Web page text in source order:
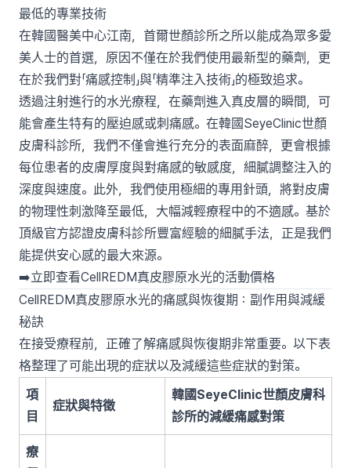
最低的專業技術
在韓國醫美中心江南，首爾世顏診所之所以能成為眾多愛
美人士的首選，原因不僅在於我們使用最新型的藥劑，更
在於我們對「痛感控制」與「精準注入技術」的極致追求。
透過注射進行的水光療程，在藥劑進入真皮層的瞬間，可
能會產生特有的壓迫感或刺痛感。在韓國SeyeClinic世顏
皮膚科診所，我們不僅會進行充分的表面麻醉，更會根據
每位患者的皮膚厚度與對痛感的敏感度，細膩調整注入的
深度與速度。此外，我們使用極細的專用針頭，將對皮膚
的物理性刺激降至最低，大幅減輕療程中的不適感。基於
頂級官方認證皮膚科診所豐富經驗的細膩手法，正是我們
能提供安心感的最大來源。
➡️立即查看CellREDM真皮膠原水光的活動價格
CellREDM真皮膠原水光的痛感與恢復期：副作用與減緩
秘訣
在接受療程前，正確了解痛感與恢復期非常重要。以下表
格整理了可能出現的症狀以及減緩這些症狀的對策。
項
目
症狀與特徵
韓國SeyeClinic世顏皮膚科
診所的減緩痛感對策
療